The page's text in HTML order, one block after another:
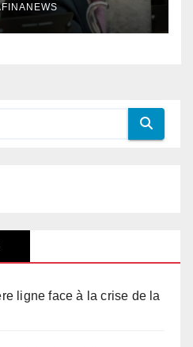
ligne face à la crise de la